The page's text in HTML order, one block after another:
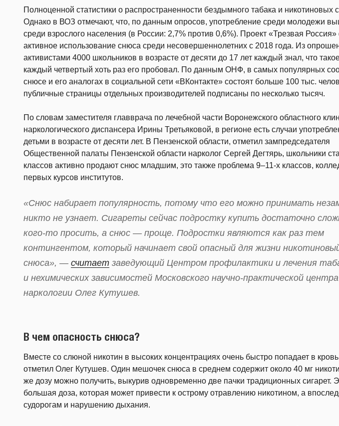
Полноценной статистики о распространенности бездымного табака и никотиновых
Однако в ВОЗ отмечают, что, по данным опросов, употребление среди молодежи
среди взрослого населения (в России: 2,7% против 0,6%). Проект «Трезвая Россия»
активное использование снюса среди несовершеннолетних с 2018 года. Из
активистами 4000 школьников в возрасте от десяти до 17 лет каждый знал, что
каждый четвертый хоть раз его пробовал. По данным ОНФ, в самых популярных
снюсе и его аналогах в социальной сети «ВКонтакте» состоят больше 100 тыс.
публичные страницы отдельных производителей подписаны по несколько тысяч.
По словам заместителя главврача по лечебной части Воронежского областного
наркологического диспансера Ирины Третьяковой, в регионе есть случаи
детьми в возрасте от десяти лет. В Пензенской области, отметил зампредседателя
Общественной палаты Пензенской области нарколог Сергей Дегтярь, школьники
классов активно продают снюс младшим, это также проблема 9–11-х классов,
первых курсов институтов.
«Снюс набирает популярность, потому что его можно принимать
никто не узнает. Сигареты сейчас подростку купить достаточно
кого-то просить, а снюс — проще. Подростки являются как раз тем
контингентом, который начинает свой опасный для жизни
снюса», — считает заведующий Центром профилактики и лечения
и нехимических зависимостей Московского научно-практической центра
наркологии Олег Кутушев.
В чем опасность снюса?
Вместе со слюной никотин в высоких концентрациях очень быстро попадает в кровь
отметил Олег Кутушев. Один мешочек снюса в среднем содержит около 40 мг
же дозу можно получить, выкурив одновременно две пачки традиционных сигарет.
большая доза, которая может привести к острому отравлению никотином, а
судорогам и нарушению дыхания.